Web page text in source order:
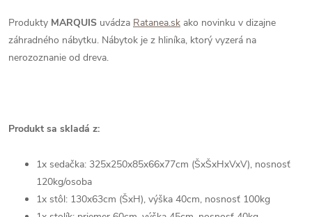
Produkty MARQUIS uvádza Ratanea.sk ako novinku v dizajne
záhradného nábytku. Nábytok je z hliníka, ktorý vyzerá na
nerozoznanie od dreva.
Produkt sa skladá z:
1x sedačka: 325x250x85x66x77cm (ŠxŠxHxVxV), nosnosť
120kg/osoba
1x stôl: 130x63cm (ŠxH), výška 40cm, nosnosť 100kg